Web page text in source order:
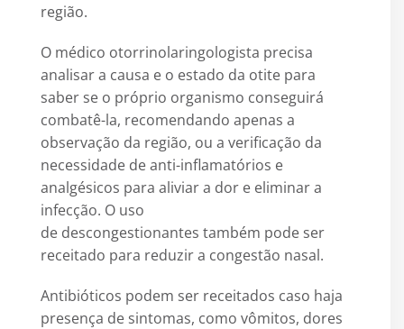
região.
O médico otorrinolaringologista precisa
analisar a causa e o estado da otite para
saber se o próprio organismo conseguirá
combatê-la, recomendando apenas a
observação da região, ou a verificação da
necessidade de anti-inflamatórios e
analgésicos para aliviar a dor e eliminar a
infecção. O uso
de descongestionantes também pode ser
receitado para reduzir a congestão nasal.
Antibióticos podem ser receitados caso haja
presença de sintomas, como vômitos, dores